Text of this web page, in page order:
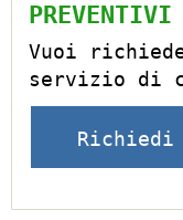
Vuoi
servizio di